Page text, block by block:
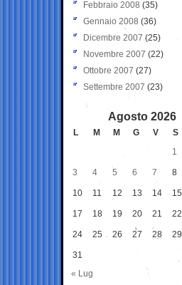
Febbraio 2008 (35)
Gennaio 2008 (36)
Dicembre 2007 (25)
Novembre 2007 (22)
Ottobre 2007 (27)
Settembre 2007 (23)
Agosto 2026
L M M G V S
1
3 4 5 6 7 8
10 11 12 13 14 15
17 18 19 20 21 22
24 25 26 27 28 29
31
« Lug